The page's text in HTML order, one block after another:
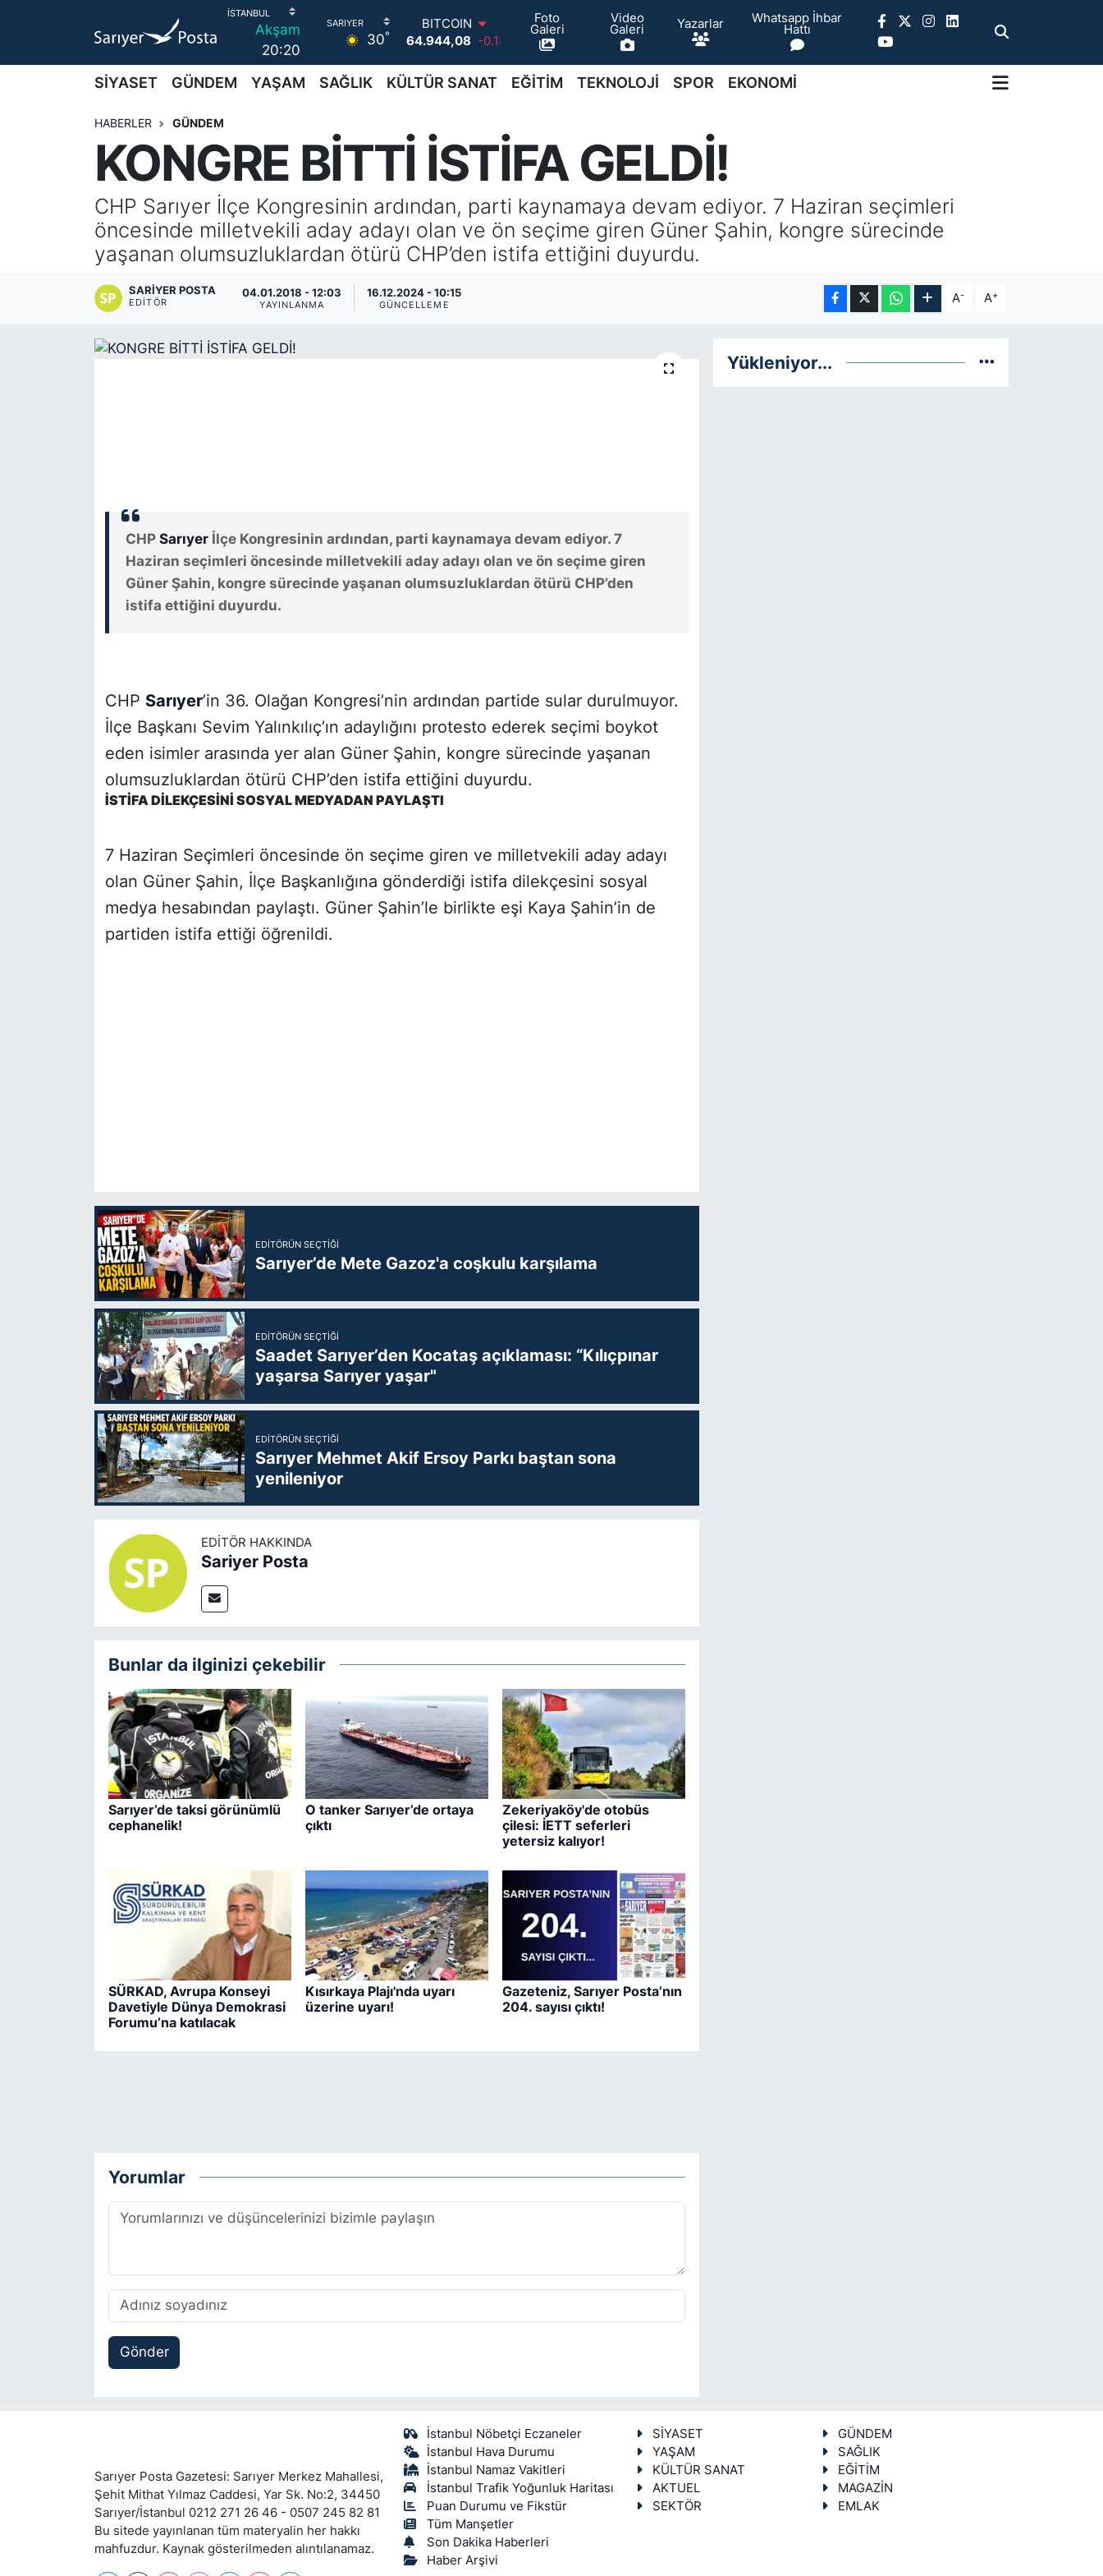
Akşam
20:20
30°
BITCOIN
64.944,08 -0.18
47,7436 0.18
EURO
64,4811 0.38
GRAM ALTIN
6660.55
0.03
BİST100
13.779
-14
Foto
Galeri
Video
Galeri Yazarlar Whatsapp İhbar
Hattı
SİYASET GÜNDEM YAŞAM SAĞLIK KÜLTÜR SANAT EĞİTİM TEKNOLOJİ SPOR EKONOMİ
HABERLER GÜNDEM
KONGRE BİTTİ İSTİFA GELDİ!
CHP Sarıyer İlçe Kongresinin ardından, parti kaynamaya devam ediyor. 7 Haziran seçimleri
öncesinde milletvekili aday adayı olan ve ön seçime giren Güner Şahin, kongre sürecinde
yaşanan olumsuzluklardan ötürü CHP’den istifa ettiğini duyurdu.
SARIYER POSTA
EDITÖR
04.01.2018 - 12:03
YAYINLANMA
16.12.2024 - 10:15
GÜNCELLEME A- A+
CHP Sarıyerİlçe Kongresinin ardından, parti kaynamaya devam ediyor. 7
Haziran seçimleri öncesinde milletvekili aday adayı olan ve ön seçime giren
Güner Şahin, kongre sürecinde yaşanan olumsuzluklardan ötürü CHP’den
istifa ettiğini duyurdu.
CHP Sarıyer’in 36. Olağan Kongresi’nin ardından partide sular durulmuyor.
İlçe Başkanı Sevim Yalınkılıç’ın adaylığını protesto ederek seçimi boykot
eden isimler arasında yer alan Güner Şahin, kongre sürecinde yaşanan
olumsuzluklardan ötürü CHP’den istifa ettiğini duyurdu.
İSTİFA DİLEKÇESİNİ SOSYAL MEDYADAN PAYLAŞTI
7 Haziran Seçimleri öncesinde ön seçime giren ve milletvekili aday adayı
olan Güner Şahin, İlçe Başkanlığına gönderdiği istifa dilekçesini sosyal
medya hesabından paylaştı. Güner Şahin’le birlikte eşi Kaya Şahin’in de
partiden istifa ettiği öğrenildi.
EDITÖRÜN SEÇTIĞI
Sarıyer’de Mete Gazoz'a coşkulu karşılama
EDITÖRÜN SEÇTIĞI
Saadet Sarıyer’den Kocataş açıklaması: “Kılıçpınar
yaşarsa Sarıyer yaşar"
EDITÖRÜN SEÇTIĞI
Sarıyer Mehmet Akif Ersoy Parkı baştan sona
yenileniyor
EDITÖR HAKKINDA
Sariyer Posta
Bunlar da ilginizi çekebilir
Sarıyer’de taksi görünümlü
cephanelik!
O tanker Sarıyer’de ortaya
çıktı
Zekeriyaköy'de otobüs
çilesi: İETT seferleri
yetersiz kalıyor!
SÜRKAD, Avrupa Konseyi
Davetiyle Dünya Demokrasi
Forumu’na katılacak
Kısırkaya Plajı'nda uyarı
üzerine uyarı!
Gazeteniz, Sarıyer Posta’nın
204. sayısı çıktı!
Yorumlar
Gönder
Yükleniyor...
Sarıyer Posta Gazetesi: Sarıyer Merkez Mahallesi,
Şehit Mithat Yılmaz Caddesi, Yar Sk. No:2, 34450
Sarıyer/İstanbul 0212 271 26 46 - 0507 245 82 81
Bu sitede yayınlanan tüm materyalin her hakkı
mahfuzdur. Kaynak gösterilmeden alıntılanamaz.
İstanbul Nöbetçi Eczaneler
İstanbul Hava Durumu
İstanbul Namaz Vakitleri
İstanbul Trafik Yoğunluk Haritası
Puan Durumu ve Fikstür
Tüm Manşetler
Son Dakika Haberleri
Haber Arşivi
SİYASET
GÜNDEM
YAŞAM
SAĞLIK
KÜLTÜR SANAT
EĞİTİM
AKTUEL
MAGAZİN
SEKTÖR
EMLAK
AKTUEL
EMLAK
GÜNCEL HABERLER
GÜNDEM
SARIYER İMAR BARIŞI
SİYASET
TEKNOLOJİ
TÜRKİYE VE DÜNYA GÜNDEMİ
İstanbul Nöbetçi Eczaneler
İstanbul Namaz Vakitleri
Süper Lig Puan Durumu ve Fikstür
Son Dakika Haberleri
Haber Arşivi